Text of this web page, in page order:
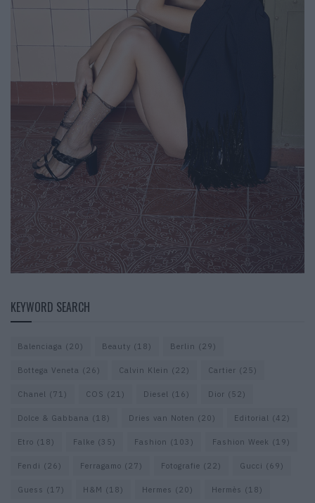
KEYWORD SEARCH
Balenciaga (20) Beauty (18) Berlin (29)
Bottega Veneta (26) Calvin Klein (22) Cartier (25)
Chanel (71) COS (21) Diesel (16) Dior (52)
Dolce & Gabbana (18) Dries van Noten (20) Editorial (42)
Etro (18) Falke (35) Fashion (103) Fashion Week (19)
Fendi (26) Ferragamo (27) Fotografie (22) Gucci (69)
Guess (17) H&M (18) Hermes (20) Hermès (18)